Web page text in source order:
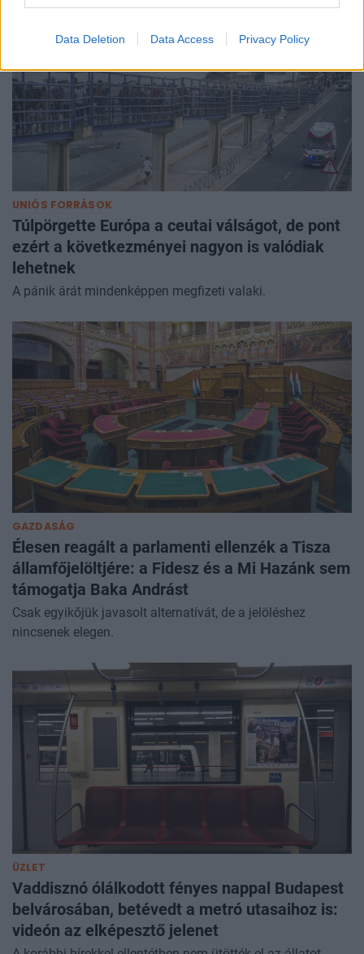
Data Deletion Data Access Privacy Policy
UNIÓS FORRÁSOK
Túlpörgette Európa a ceutai válságot, de pont
ezért a következményei nagyon is valódiak
lehetnek
A pánik árát mindenképpen megfizeti valaki.
GAZDASÁG
Élesen reagált a parlamenti ellenzék a Tisza
államfőjelöltjére: a Fidesz és a Mi Hazánk sem
támogatja Baka Andrást
Csak egyikőjük javasolt alternatívát, de a jelöléshez
nincsenek elegen.
ÜZLET
Vaddisznó ólálkodott fényes nappal Budapest
belvárosában, betévedt a metró utasaihoz is:
videón az elképesztő jelenet